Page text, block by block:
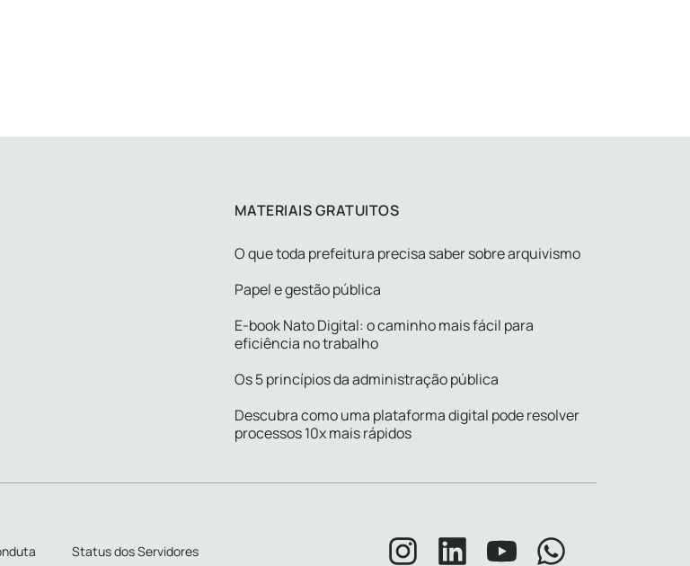
MATERIAIS GRATUITOS
O que toda prefeitura precisa saber sobre arquivismo
Papel e gestão pública
E-book Nato Digital: o caminho mais fácil para
eficiência no trabalho
Os 5 princípios da administração pública
Descubra como uma plataforma digital pode resolver
processos 10x mais rápidos
Status dos Servidores